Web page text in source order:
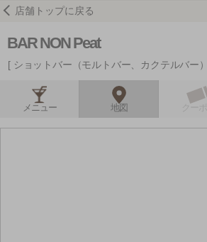
店舗トップに戻る
BAR NON Peat
ショットバー（モルトバー、カクテルバー）
メニュー 地図